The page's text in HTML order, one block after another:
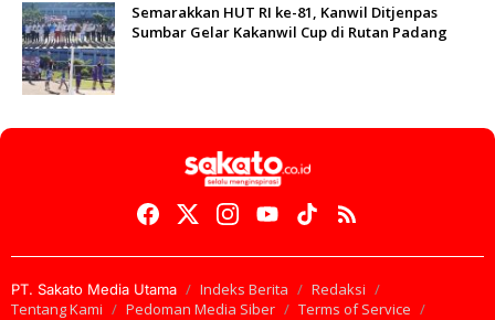
Semarakkan HUT RI ke-81, Kanwil Ditjenpas
Sumbar Gelar Kakanwil Cup di Rutan Padang
PT. Sakato Media Utama Indeks Berita
Redaksi
Tentang Kami
Pedoman Media Siber
Terms of Service